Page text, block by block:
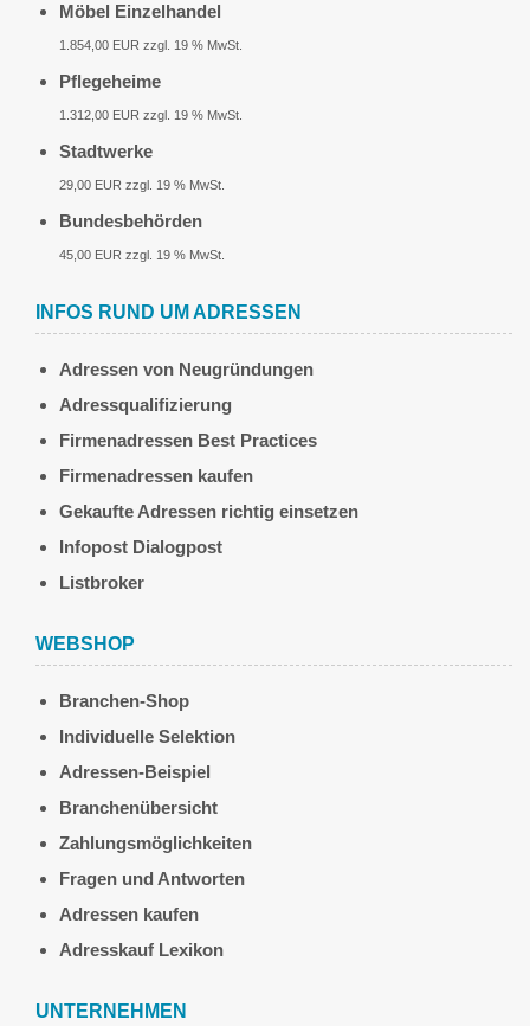
Möbel Einzelhandel
1.854,00 EUR zzgl. 19 % MwSt.
Pflegeheime
1.312,00 EUR zzgl. 19 % MwSt.
Stadtwerke
29,00 EUR zzgl. 19 % MwSt.
Bundesbehörden
45,00 EUR zzgl. 19 % MwSt.
INFOS RUND UM ADRESSEN
Adressen von Neugründungen
Adressqualifizierung
Firmenadressen Best Practices
Firmenadressen kaufen
Gekaufte Adressen richtig einsetzen
Infopost Dialogpost
Listbroker
WEBSHOP
Branchen-Shop
Individuelle Selektion
Adressen-Beispiel
Branchenübersicht
Zahlungsmöglichkeiten
Fragen und Antworten
Adressen kaufen
Adresskauf Lexikon
UNTERNEHMEN